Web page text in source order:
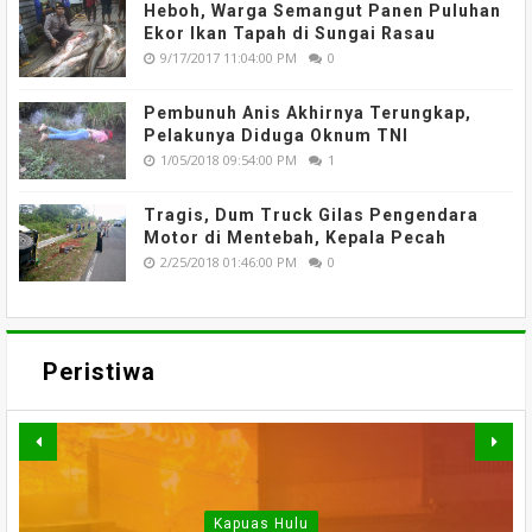
Heboh, Warga Semangut Panen Puluhan
Ekor Ikan Tapah di Sungai Rasau
9/17/2017 11:04:00 PM 0
Pembunuh Anis Akhirnya Terungkap,
Pelakunya Diduga Oknum TNI
1/05/2018 09:54:00 PM 1
Tragis, Dum Truck Gilas Pengendara
Motor di Mentebah, Kepala Pecah
2/25/2018 01:46:00 PM 0
Peristiwa
Kapuas Hulu